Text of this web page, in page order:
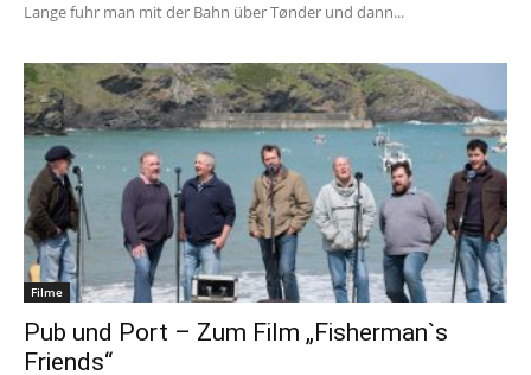
Lange fuhr man mit der Bahn über Tønder und dann...
Filme
Pub und Port – Zum Film „Fisherman`s
Friends“